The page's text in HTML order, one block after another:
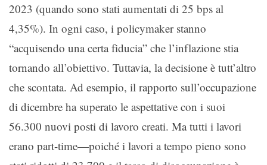
2023 (quando sono stati aumentati di 25 bps al
4,35%). In ogni caso, i policymaker stanno
“acquisendo una certa fiducia” che l’inflazione stia
tornando all’obiettivo. Tuttavia, la decisione è tutt’altro
che scontata. Ad esempio, il rapporto sull’occupazione
di dicembre ha superato le aspettative con i suoi
56.300 nuovi posti di lavoro creati. Ma tutti i lavori
erano part-time—poiché i lavori a tempo pieno sono